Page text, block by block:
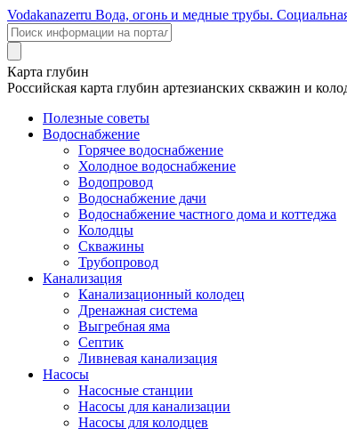
Vodakanazerru Вода, огонь и медные трубы.
Карта глубин
Российская карта глубин артезианских скважин и
Полезные советы
Водоснабжение
Горячее водоснабжение
Холодное водоснабжение
Водопровод
Водоснабжение дачи
Водоснабжение частного дома и коттеджа
Колодцы
Скважины
Трубопровод
Канализация
Канализационный колодец
Дренажная система
Выгребная яма
Септик
Ливневая канализация
Насосы
Насосные станции
Насосы для канализации
Насосы для колодцев